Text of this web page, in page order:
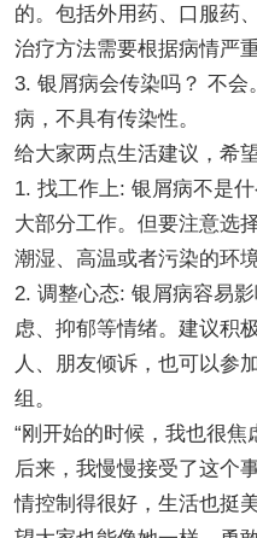
的。包括外用药、口服药
治疗方法需要根据病情严
3. 银屑病会传染吗？ 不会
病，不具有传染性。
给大家两点生活建议，希
1. 找工作上: 银屑病不是
大部分工作。但要注意选
潮湿、高温或者污染的环境
2. 调整心态: 银屑病容易
虑、抑郁等情绪。建议积
人、朋友倾诉，也可以参
组。
“刚开始的时候，我也很
后来，我慢慢接受了这个
情控制得很好，生活也挺